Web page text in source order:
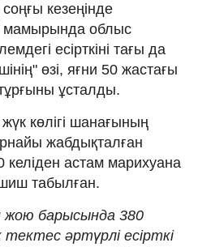
кезеңінде
облыс
есірткіні тағы да
өзі, яғни 50 жастағы
ұсталды.
көлігі шанағының
жабдықталған
астам марихуана
табылған.
жою барысында 380
тектес әртүрлі есірткі